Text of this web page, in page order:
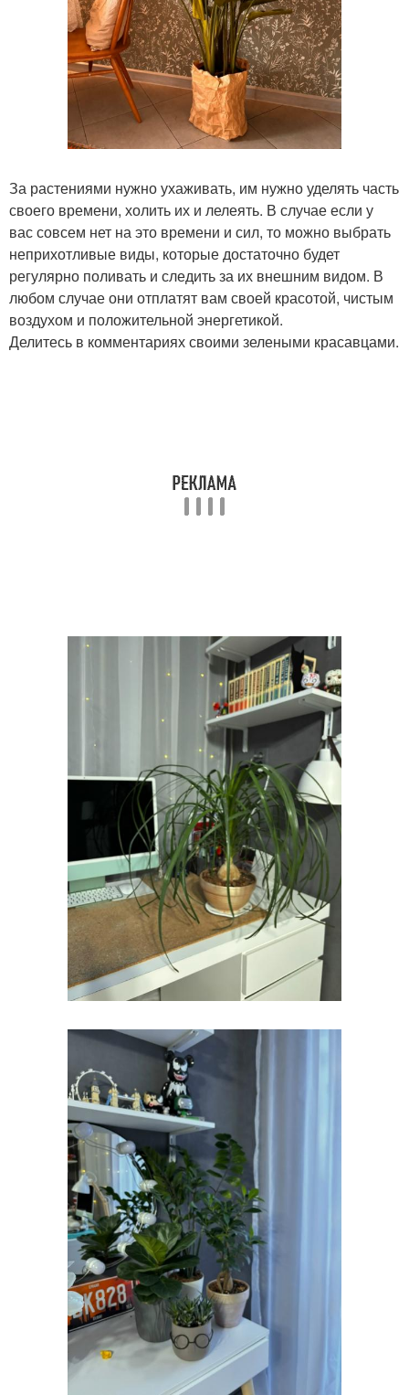
За растениями нужно ухаживать, им нужно уделять часть
своего времени, холить их и лелеять. В случае если у
вас совсем нет на это времени и сил, то можно выбрать
неприхотливые виды, которые достаточно будет
регулярно поливать и следить за их внешним видом. В
любом случае они отплатят вам своей красотой, чистым
воздухом и положительной энергетикой.
Делитесь в комментариях своими зелеными красавцами.